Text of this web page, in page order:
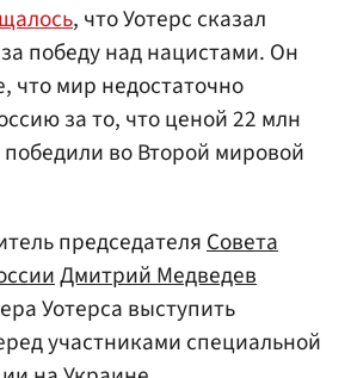
, что Уотерс сказал
победу над нацистами. Он
что мир недостаточно
за то, что ценой 22 млн
во Второй мировой
председателяСовета
Дмитрий Медведев
Уотерса выступить
участниками специальной